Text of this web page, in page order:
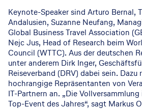
Keynote-Speaker sind Arturo Bernal,
Andalusien, Suzanne Neufang,
Global Business Travel Association
Nejc Jus, Head of Research beim
Council (WTTC). Aus der deutschen
unter anderem Dirk Inger,
Reiseverband (DRV) dabei sein. Dazu
hochrangige Repräsentanten von
IT-Partnern an. „Die
Top-Event des Jahres“, sagt Markus